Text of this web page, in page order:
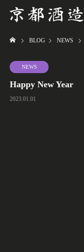
BLOG NEWS
NEWS
Happy New Year
2023.01.01